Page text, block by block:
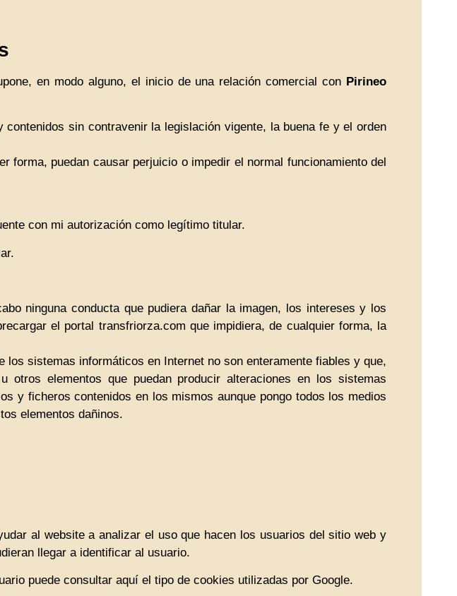
en modo alguno, el inicio de una relación comercial con Pirineo
sin contravenir la legislación vigente, la buena fe y el orden
puedan causar perjuicio o impedir el normal funcionamiento del
con mi autorización como legítimo titular.
ninguna conducta que pudiera dañar la imagen, los intereses y los
el portal transfriorza.com que impidiera, de cualquier forma, la
sistemas informáticos en Internet no son enteramente fiables y que,
otros elementos que puedan producir alteraciones en los sistemas
y ficheros contenidos en los mismos aunque pongo todos los medios
elementos dañinos.
al website a analizar el uso que hacen los usuarios del sitio web y
llegar a identificar al usuario.
puede consultar aquí el tipo de cookies utilizadas por Google.